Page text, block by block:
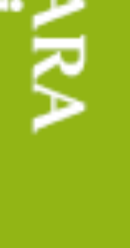
(İUP) Kapsamında Alınacak
Listesi
DUYURU ARŞIVI
Çiftliği Heyetinden
Enstitüsüne Ziyaret
BASINDA AKU